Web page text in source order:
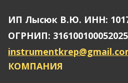
ИП Лысюк В.Ю. ИНН:
ОГРНИП: 316100100052025
КОМПАНИЯ